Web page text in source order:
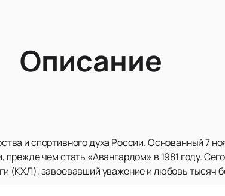
Описание
и спортивного духа России. Основанный 7
чем стать «Авангардом» в 1981 году.
(КХЛ), завоевавший уважение и любовь тысяч